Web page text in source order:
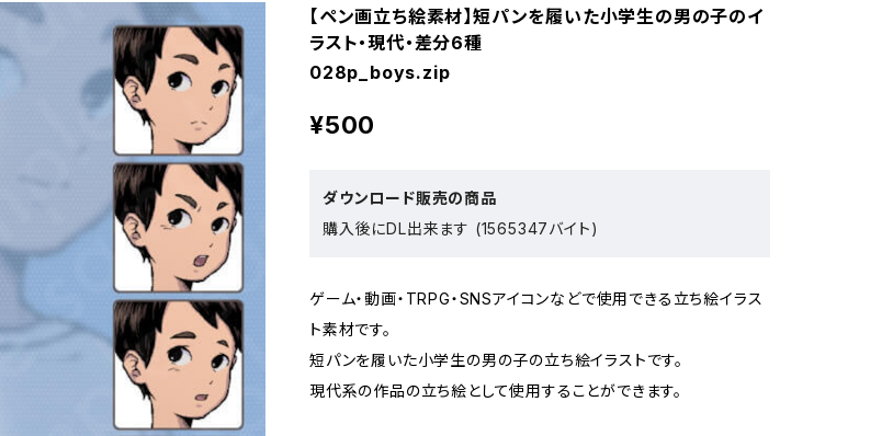
【ペン画立ち絵素材】短パンを履いた小学生の男の子のイ
ラスト・現代・差分6種
028p_boys.zip
¥500
ダウンロード販売の商品
購入後にDL出来ます (1565347バイト)
ゲーム・動画・TRPG・SNSアイコンなどで使用できる立ち絵イラス
ト素材です。
短パンを履いた小学生の男の子の立ち絵イラストです。
現代系の作品の立ち絵として使用することができます。